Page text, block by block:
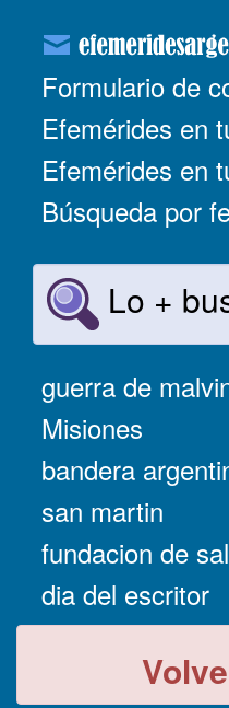
Formulario de
Efemérides en
Efemérides en
Búsqueda por
Lo +
guerra de
Misiones
bandera
san martin
fundacion de
dia del escritor